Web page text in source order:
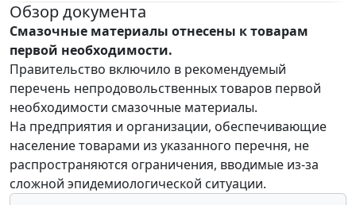
Обзор документа
Смазочные материалы отнесены к товарам
первой необходимости.
Правительство включило в рекомендуемый
перечень непродовольственных товаров первой
необходимости смазочные материалы.
На предприятия и организации, обеспечивающие
население товарами из указанного перечня, не
распространяются ограничения, вводимые из-за
сложной эпидемиологической ситуации.